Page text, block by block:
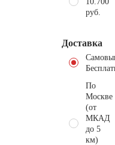
руб.
Доставка
По
Москве
(от
МКАД
до 5
км)